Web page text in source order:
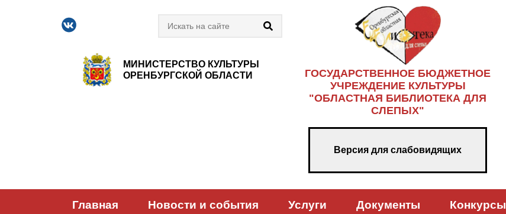
МИНИСТЕРСТВО КУЛЬТУРЫ
ОРЕНБУРГСКОЙ ОБЛАСТИ
ГОСУДАРСТВЕННОЕ БЮДЖЕТНОЕ
УЧРЕЖДЕНИЕ КУЛЬТУРЫ
"ОБЛАСТНАЯ БИБЛИОТЕКА ДЛЯ
СЛЕПЫХ"
Версия для слабовидящих
Главная Новости и события Услуги Документы Конкурсы